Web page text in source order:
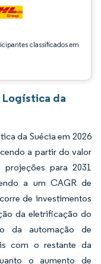
classificados em
Logística da
da Suécia em 2026
a partir do valor
para 2031
a um CAGR de
de investimentos
da eletrificação do
da automação de
com o restante da
o aumento de